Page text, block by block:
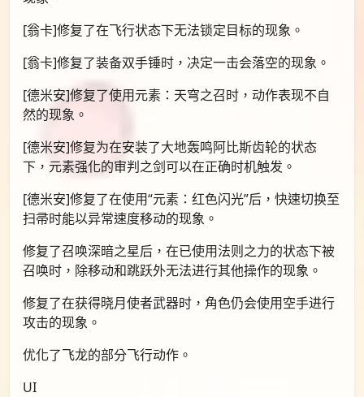
[翁卡]修复了在飞行状态下无法锁定目标的现象。
[翁卡]修复了装备双手锤时，决定一击会落空的现象。
[德米安]修复了使用元素：天穹之召时，动作表现不自
然的现象。
[德米安]修复为在安装了大地轰鸣阿比斯齿轮的状态
下，元素强化的审判之剑可以在正确时机触发。
[德米安]修复了在使用“元素：红色闪光”后，快速切换至
扫帚时能以异常速度移动的现象。
修复了召唤深暗之星后，在已使用法则之力的状态下被
召唤时，除移动和跳跃外无法进行其他操作的现象。
修复了在获得晓月使者武器时，角色仍会使用空手进行
攻击的现象。
优化了飞龙的部分飞行动作。
UI